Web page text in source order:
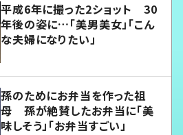
平成6年に撮った2ショット 30
年後の姿に…「美男美女」「こん
な夫婦になりたい」
孫のためにお弁当を作った祖
母 孫が絶賛したお弁当に「美
味しそう」「お弁当すごい」